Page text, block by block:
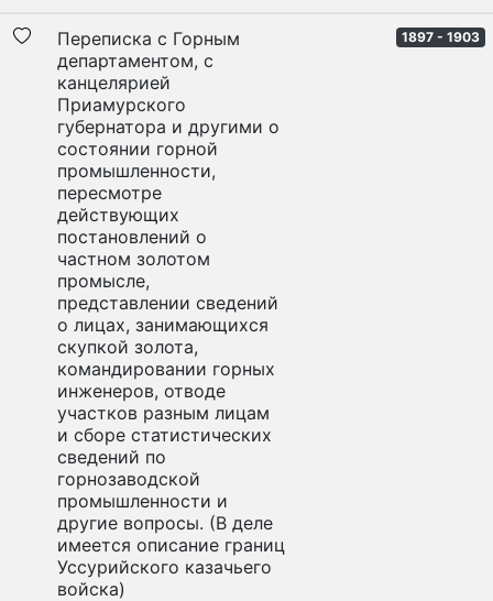
Переписка с Горным
департаментом, с
канцелярией
Приамурского
губернатора и другими о
состоянии горной
промышленности,
пересмотре
действующих
постановлений о
частном золотом
промысле,
представлении сведений
о лицах, занимающихся
скупкой золота,
командировании горных
инженеров, отводе
участков разным лицам
и сборе статистических
сведений по
горнозаводской
промышленности и
другие вопросы. (В деле
имеется описание границ
Уссурийского казачьего
войска)
1897 - 1903